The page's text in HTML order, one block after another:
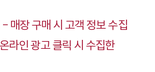
- 매장 구매 시 고객 정보 수집
라인 광고 클릭 시 수집한